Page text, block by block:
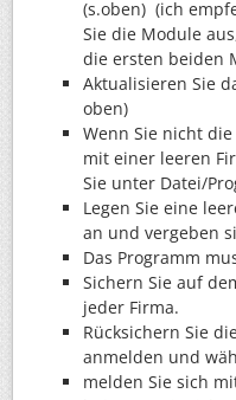
(s.oben) (ich
Sie die Module
die ersten beiden
Aktualisieren Sie
oben)
Wenn Sie nicht
mit einer leeren
Sie unter Datei/
Legen Sie eine
an und vergeben
Das Programm
Sichern Sie auf
jeder Firma.
Rücksichern Sie
anmelden und
melden Sie sich